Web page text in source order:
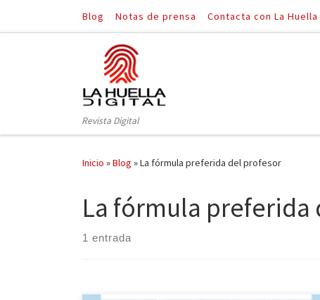
Saltar al contenido
Blog Notas de prensa Contacta con La Huella
Revista Digital
Inicio »Blog »La fórmula preferida del profesor
La fórmula preferida
1 entrada